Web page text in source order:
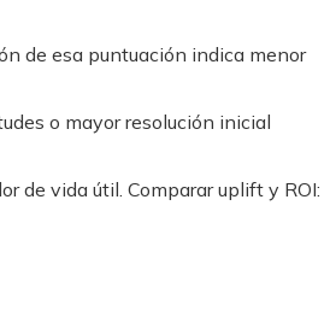
de esa puntuación indica menor
o mayor resolución inicial
de vida útil. Comparar uplift y ROI: